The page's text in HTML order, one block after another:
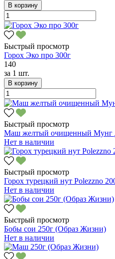
В корзину
Быстрый просмотр
Горох Эко про 300г
140
за 1 шт.
В корзину
Быстрый просмотр
Маш желтый очищенный Мунг
Нет в наличии
Быстрый просмотр
Горох турецкий нут Polezzno
Нет в наличии
Быстрый просмотр
Бобы сои 250г (Образ Жизни)
Нет в наличии